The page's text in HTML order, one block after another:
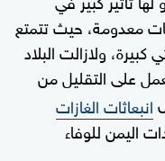
معدومة، حيث تتمتع
ولازالت البلاد
على التقليل من
انبعاثات الغازات
اليمن للوفاء